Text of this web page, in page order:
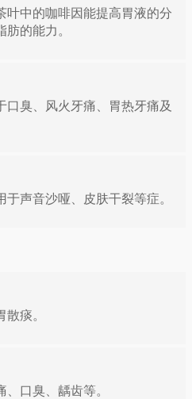
叶中的咖啡因能提高胃液的分
的能力。
口臭、风火牙痛、胃热牙痛及
声音沙哑、皮肤干裂等症。
痰。
口臭、龋齿等。